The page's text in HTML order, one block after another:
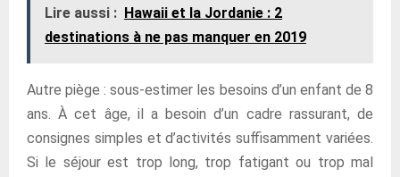
Lire aussi : Hawaii et la Jordanie : 2
destinations à ne pas manquer en 2019
Autre piège : sous-estimer les besoins d’un enfant de 8
ans. À cet âge, il a besoin d’un cadre rassurant, de
consignes simples et d’activités suffisamment variées.
Si le séjour est trop long, trop fatigant ou trop mal